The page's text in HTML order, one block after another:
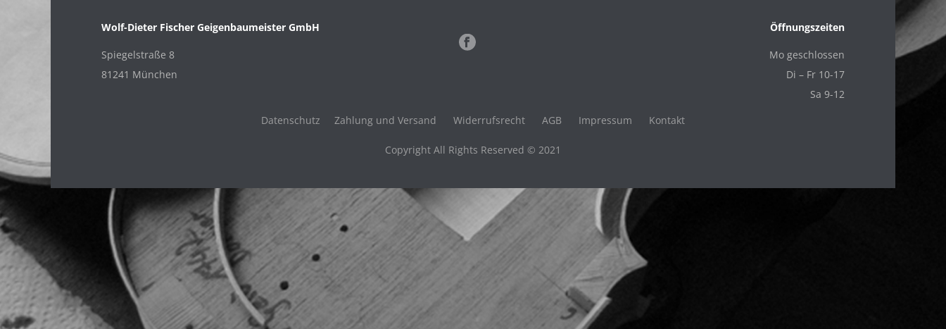
Wolf-Dieter Fischer Geigenbaumeister GmbH
Spiegelstraße 8
81241 München
Öffnungszeiten
Mo geschlossen
Di – Fr 10-17
Sa 9-12
Datenschutz
Zahlung und Versand Widerrufsrecht AGB Impressum Kontakt
Copyright All Rights Reserved © 2021